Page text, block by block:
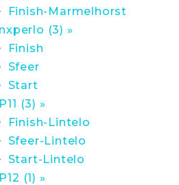
Finish-Marmelhorst
(3) »
Finish
Sfeer
Start
(3) »
Finish-Lintelo
Sfeer-Lintelo
Start-Lintelo
(1) »